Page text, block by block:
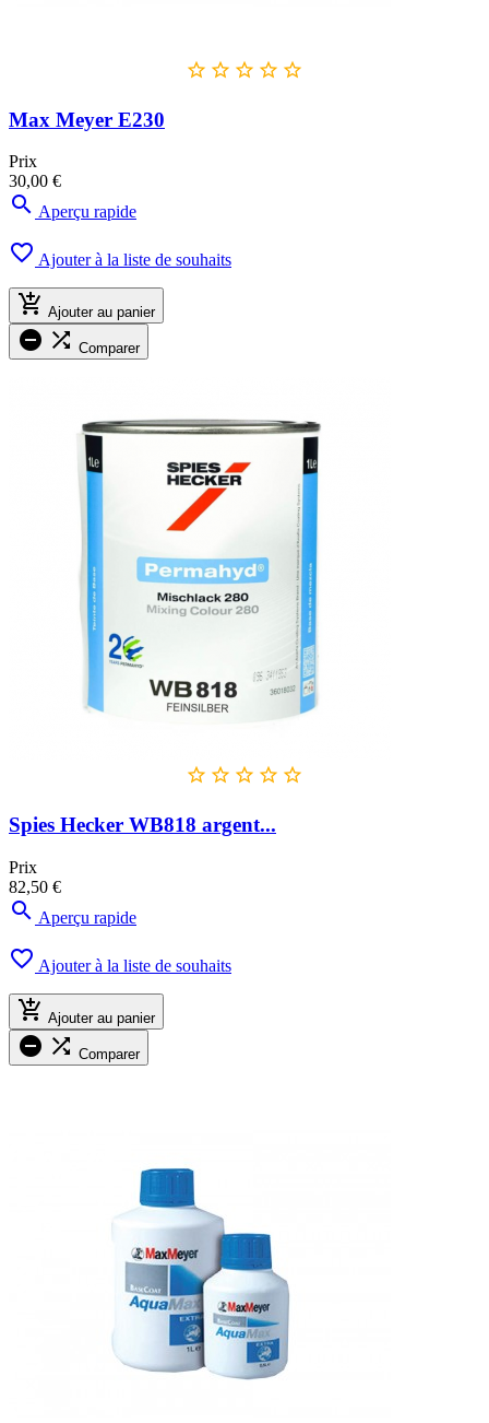
    
Max Meyer E230
Prix
30,00 €
 Aperçu rapide
 Ajouter à la liste de souhaits
 Ajouter au panier
  Comparer
    
Spies Hecker WB818 argent...
Prix
82,50 €
 Aperçu rapide
 Ajouter à la liste de souhaits
 Ajouter au panier
  Comparer